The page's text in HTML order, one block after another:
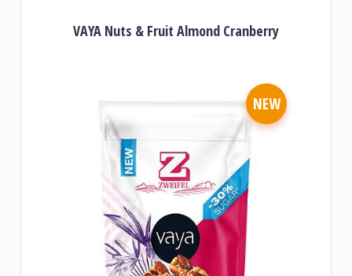
VAYA Nuts & Fruit Almond Cranberry
NEW